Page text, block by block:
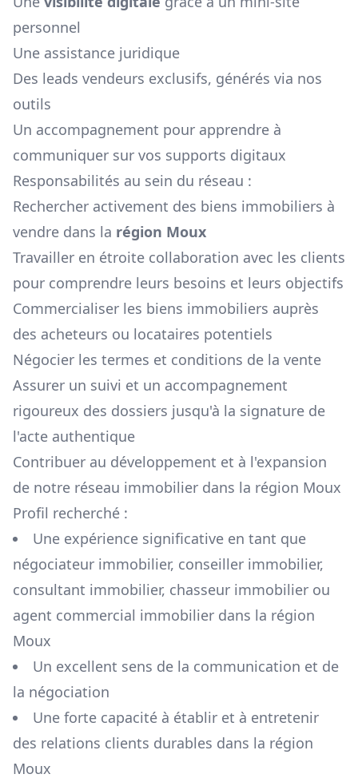
personnel
Une assistance juridique
Des leads vendeurs exclusifs, générés via nos
outils
Un accompagnement pour apprendre à
communiquer sur vos supports digitaux
Responsabilités au sein du réseau :
Rechercher activement des biens immobiliers à
vendre dans la région Moux
Travailler en étroite collaboration avec les clients
pour comprendre leurs besoins et leurs objectifs
Commercialiser les biens immobiliers auprès
des acheteurs ou locataires potentiels
Négocier les termes et conditions de la vente
Assurer un suivi et un accompagnement
rigoureux des dossiers jusqu'à la signature de
l'acte authentique
Contribuer au développement et à l'expansion
de notre réseau immobilier dans la région Moux
Profil recherché :
Une expérience significative en tant que
négociateur immobilier, conseiller immobilier,
consultant immobilier, chasseur immobilier ou
agent commercial immobilier dans la région
Moux
Un excellent sens de la communication et de
la négociation
Une forte capacité à établir et à entretenir
des relations clients durables dans la région
Moux